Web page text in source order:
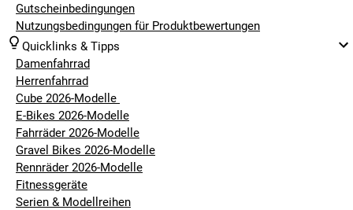
Gutscheinbedingungen
Nutzungsbedingungen für Produktbewertungen
Quicklinks & Tipps
Damenfahrrad
Herrenfahrrad
Cube 2026-Modelle
E-Bikes 2026-Modelle
Fahrräder 2026-Modelle
Gravel Bikes 2026-Modelle
Rennräder 2026-Modelle
Fitnessgeräte
Serien & Modellreihen